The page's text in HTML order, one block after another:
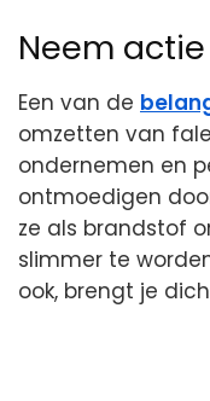
Neem
Een van de
omzetten van
ondernemen en
ontmoedigen
ze als brandstof
slimmer te
ook, brengt je